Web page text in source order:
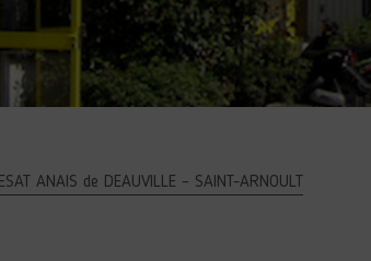
ESAT ANAIS de DEAUVILLE – SAINT-ARNOULT